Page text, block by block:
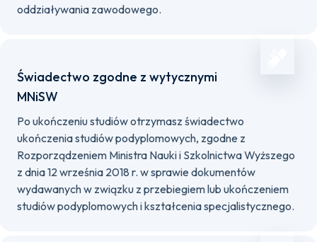
oddziaływania zawodowego.
Świadectwo zgodne z wytycznymi
MNiSW
Po ukończeniu studiów otrzymasz świadectwo
ukończenia studiów podyplomowych, zgodne z
Rozporządzeniem Ministra Nauki i Szkolnictwa Wyższego
z dnia 12 września 2018 r. w sprawie dokumentów
wydawanych w związku z przebiegiem lub ukończeniem
studiów podyplomowych i kształcenia specjalistycznego.